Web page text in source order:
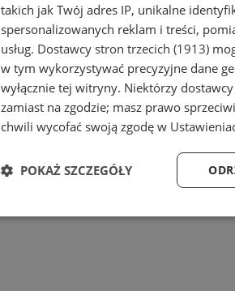
takich jak Twój adres IP, unikalne
spersonalizowanych reklam i treści,
usług. Dostawcy stron trzecich (1913)
w tym wykorzystywać precyzyjne dane
wyłącznie tej witryny. Niektórzy
zamiast na zgodzie; masz prawo
chwili wycofać swoją zgodę w
POKAŻ SZCZEGÓŁY
Niezbędne Wydajność